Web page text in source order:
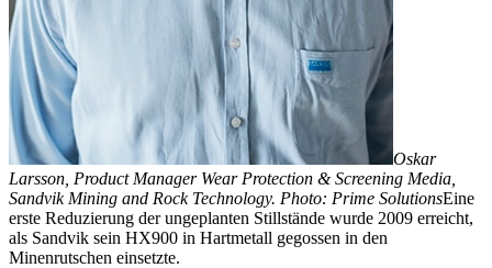
Oskar
Larsson, Product Manager Wear Protection & Screening Media,
Sandvik Mining and Rock Technology. Photo: Prime SolutionsEine
erste Reduzierung der ungeplanten Stillstände wurde 2009 erreicht,
als Sandvik sein HX900 in Hartmetall gegossen in den
Minenrutschen einsetzte.